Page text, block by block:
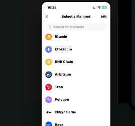
Português (Portugal)
Bahasa Indonesia